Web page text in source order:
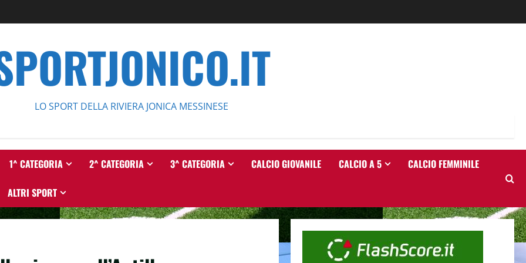
LO SPORT DELLA RIVIERA JONICA MESSINESE
1^ CATEGORIA 2^ CATEGORIA 3^ CATEGORIA CALCIO GIOVANILE CALCIO A 5 CALCIO FEMMINILE
ALTRI SPORT